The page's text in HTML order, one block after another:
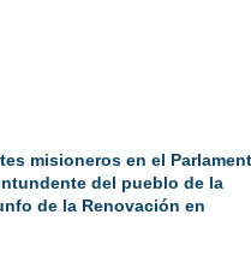
misioneros en el
del pueblo de la
de la Renovación en